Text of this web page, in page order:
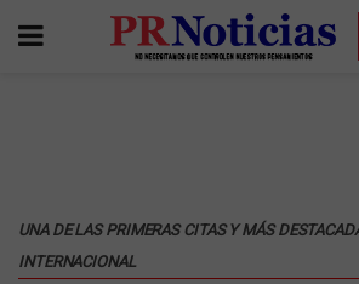
UNA DE LAS PRIMERAS CITAS Y MÁS
INTERNACIONAL